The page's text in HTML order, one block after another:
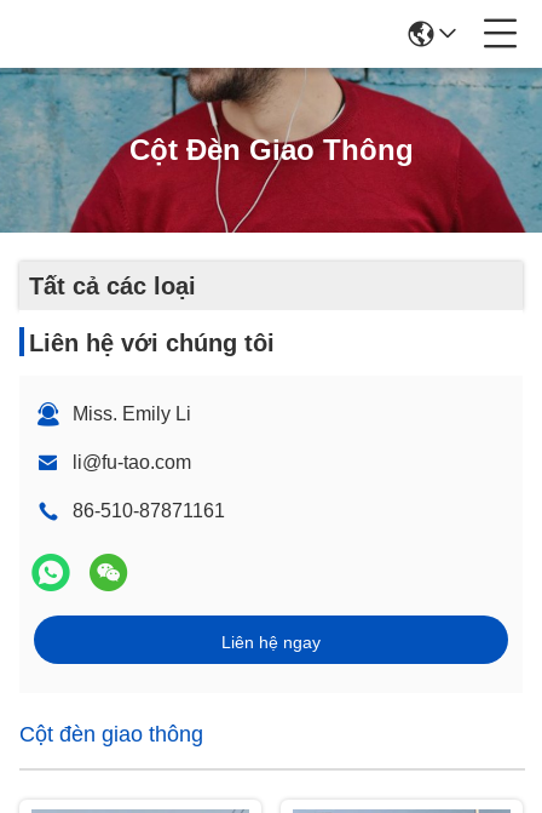
Cột Đèn Giao Thông
Tất cả các loại
Liên hệ với chúng tôi
Miss. Emily Li
li@fu-tao.com
86-510-87871161
Liên hệ ngay
Cột đèn giao thông